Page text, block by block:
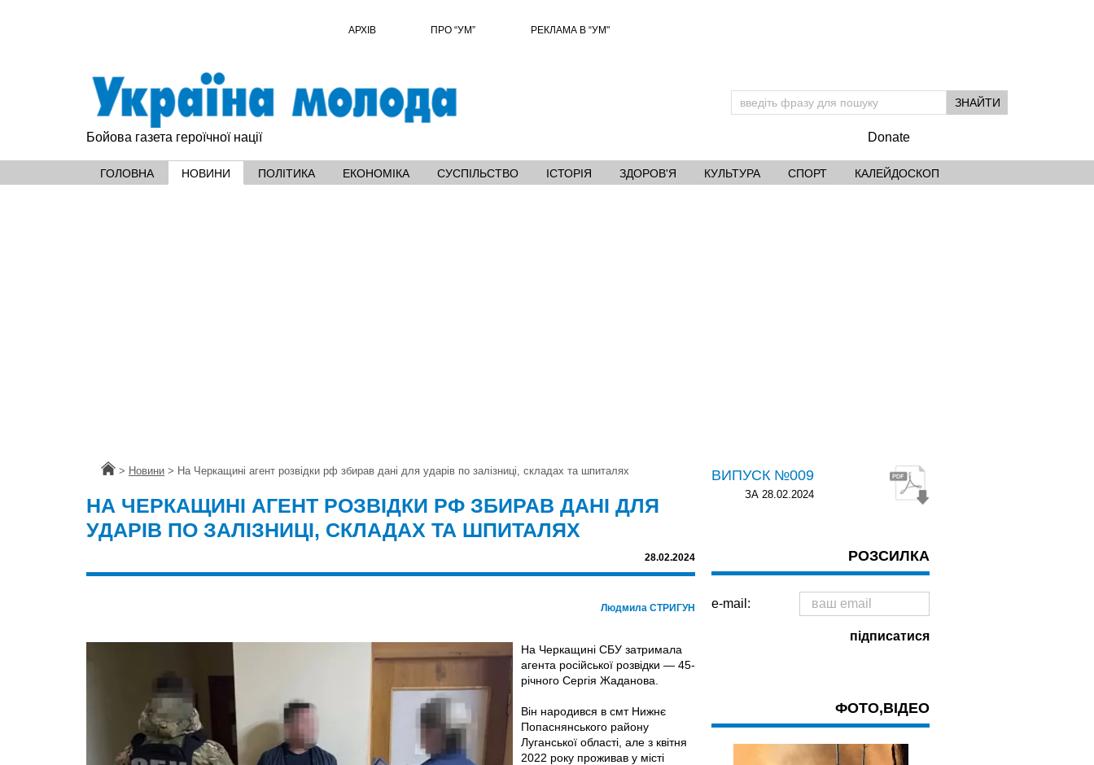
АРХІВ ПРО “УМ” РЕКЛАМА В “УМ"
Бойова газета героїчної нації Donate
ГОЛОВНА НОВИНИ ПОЛІТИКА ЕКОНОМІКА СУСПІЛЬСТВО ІСТОРІЯ ЗДОРОВ'Я КУЛЬТУРА СПОРТ КАЛЕЙДОСКОП
Головна
> Новини > На Черкащині агент розвідки рф збирав дані для ударів по залізниці, складах та шпиталях
НА ЧЕРКАЩИНІ АГЕНТ РОЗВІДКИ РФ ЗБИРАВ ДАНІ ДЛЯ
УДАРІВ ПО ЗАЛІЗНИЦІ, СКЛАДАХ ТА ШПИТАЛЯХ
28.02.2024
Людмила СТРИГУН
На Черкащині СБУ затримала
агента російської розвідки — 45-
річного Сергія Жаданова.
Він народився в смт Нижнє
Попаснянського району
Луганської області, але з квітня
2022 року проживав у місті
ВИПУСК №009
ЗА 28.02.2024
РОЗСИЛКА
e-mail:
ФОТО,ВІДЕО